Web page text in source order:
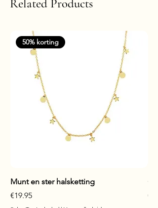
Related Products
50% korting
Munt en ster halsketting
Price
€19.95